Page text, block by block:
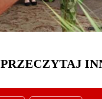
PRZECZYTAJ